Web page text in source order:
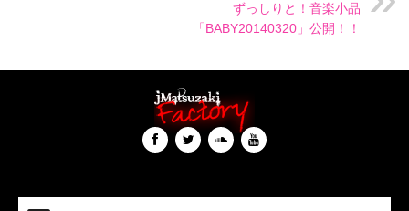
ずっしりと！音楽小品
「BABY20140320」公開！！